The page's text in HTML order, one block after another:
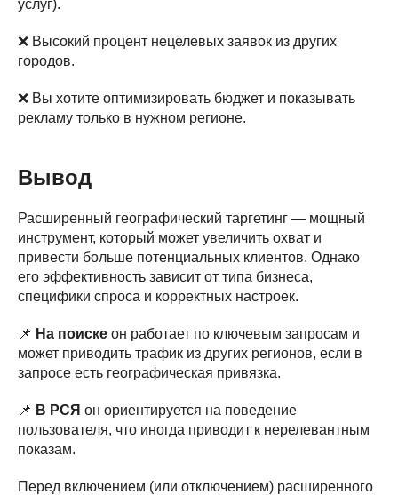
услуг).
❌ Высокий процент нецелевых заявок из других
городов.
❌ Вы хотите оптимизировать бюджет и показывать
рекламу только в нужном регионе.
Вывод
Расширенный географический таргетинг — мощный
инструмент, который может увеличить охват и
привести больше потенциальных клиентов. Однако
его эффективность зависит от типа бизнеса,
специфики спроса и корректных настроек.
📌 На поиске он работает по ключевым запросам и
может приводить трафик из других регионов, если в
запросе есть географическая привязка.
📌 В РСЯ он ориентируется на поведение
пользователя, что иногда приводит к нерелевантным
показам.
Перед включением (или отключением) расширенного